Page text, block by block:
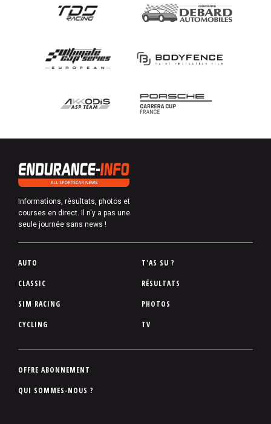
Informations, résultats, photos et
courses en direct. Il n'y a pas une
seule journée sans news !
P
d
d
p
e
AUTO
CLASSIC
SIM RACING
CYCLING
T'AS SU ?
RÉSULTATS
PHOTOS
TV
P
OFFRE ABONNEMENT
QUI SOMMES-NOUS ?